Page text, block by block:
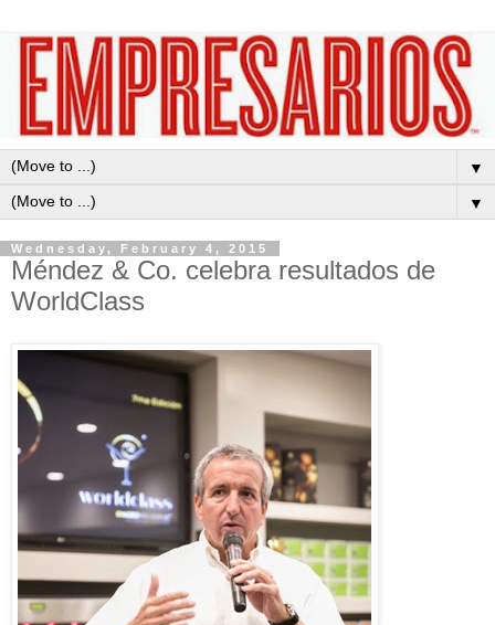
▼
▼
Wednesday, February 4, 2015
Méndez & Co. celebra resultados de
WorldClass